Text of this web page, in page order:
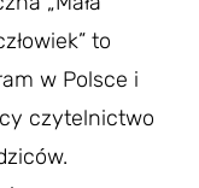
to
w Polsce i
czytelnictwo